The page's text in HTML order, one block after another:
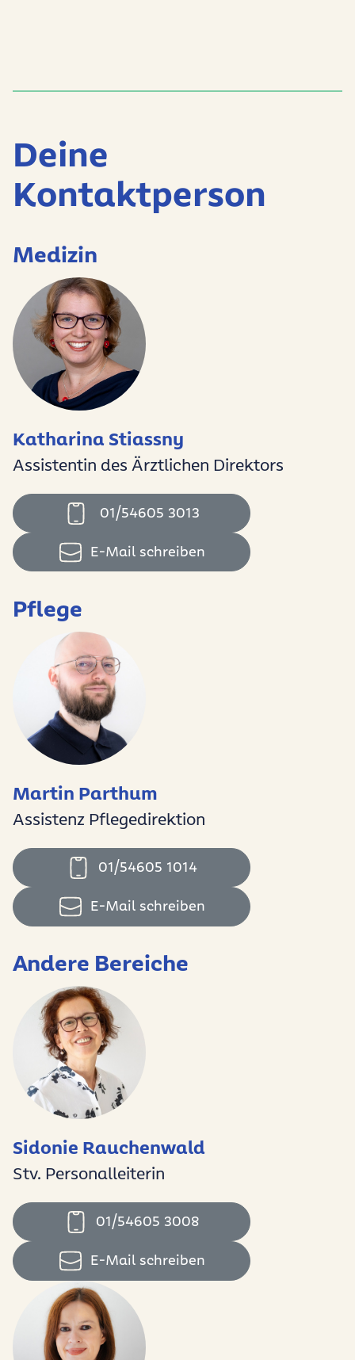
Deine
Kontaktperson
Medizin
Katharina Stiassny
Assistentin des Ärztlichen Direktors
01/54605 3013
E-Mail schreiben
Pflege
Martin Parthum
Assistenz Pflegedirektion
01/54605 1014
E-Mail schreiben
Andere Bereiche
Sidonie Rauchenwald
Stv. Personalleiterin
01/54605 3008
E-Mail schreiben